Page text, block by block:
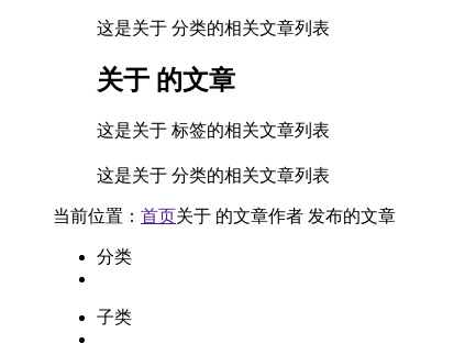
这是关于 分类的相关文章列表
关于 的文章
这是关于 标签的相关文章列表
这是关于 分类的相关文章列表
当前位置： 首页关于 的文章作者 发布的文章
分类
子类